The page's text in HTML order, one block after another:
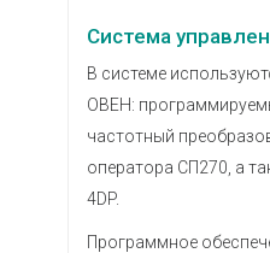
Система
В системе
ОВЕН:
частотный
оператора СП270, а
4DP.
Программное